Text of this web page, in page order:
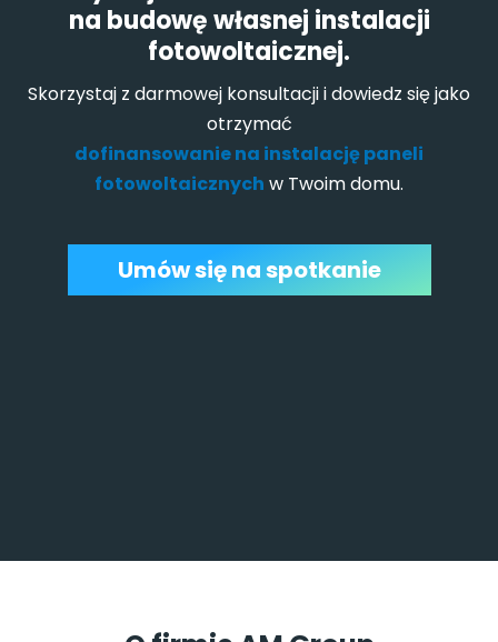
na budowę własnej instalacji
fotowoltaicznej.
Skorzystaj z darmowej konsultacji i dowiedz się jako
otrzymać
dofinansowanie na instalację paneli
fotowoltaicznych w Twoim domu.
Umów się na spotkanie